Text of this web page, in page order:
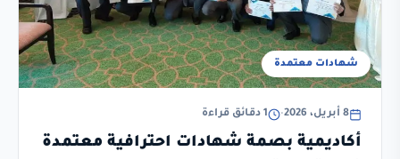
شهادات معتمدة
8 أبريل، 2026 • 1 دقائق قراءة
أكاديمية بصمة شهادات احترافية معتمدة